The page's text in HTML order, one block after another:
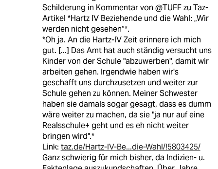
Schilderung in Kommentar von @TUFF zu Taz-
Artikel *Hartz IV Beziehende und die Wahl: „Wir
werden nicht gesehen“*.
*Oh ja. An die Hartz-IV Zeit erinnere ich mich
gut. [...] Das Amt hat auch ständig versucht uns
Kinder von der Schule "abzuwerben", damit wir
arbeiten gehen. Irgendwie haben wir's
geschafft uns durchzusetzen und weiter zur
Schule gehen zu können. Meiner Schwester
haben sie damals sogar gesagt, dass es dumm
wäre weiter zu machen, da sie "ja nur auf eine
Realsschule+ geht und es eh nicht weiter
bringen wird".*
Link: taz.de/Hartz-IV-Be...die-Wahl/!5803425/
Ganz schwierig für mich bisher, da Indizien- u.